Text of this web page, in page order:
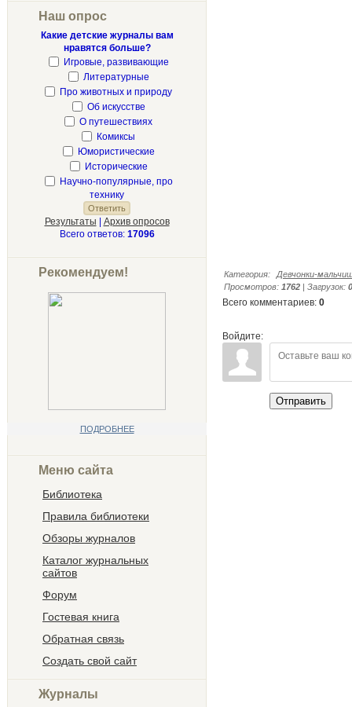
Наш опрос
Какие детские журналы вам
нравятся больше?
Игровые, развивающие
Литературные
Про животных и природу
Об искусстве
О путешествиях
Комиксы
Юмористические
Исторические
Научно-популярные, про
технику
Результаты
Архив опросов
Всего ответов: 17096
Рекомендуем!
ПОДРОБНЕЕ
Меню сайта
Библиотека
Правила библиотеки
Обзоры журналов
Каталог журнальных
сайтов
Форум
Гостевая книга
Обратная связь
Создать свой сайт
Журналы
Категория:
Девчонки-
Просмотров: 1762 | Загрузок: 0
Всего комментариев: 0
Войдите:
Отправить